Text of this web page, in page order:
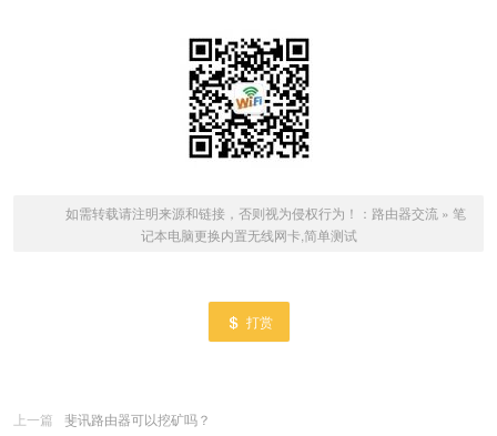
如需转载请注明来源和链接，否则视为侵权行为！： 路由器交流 » 笔
记本电脑更换内置无线网卡,简单测试
打赏
上一篇
斐讯路由器可以挖矿吗？